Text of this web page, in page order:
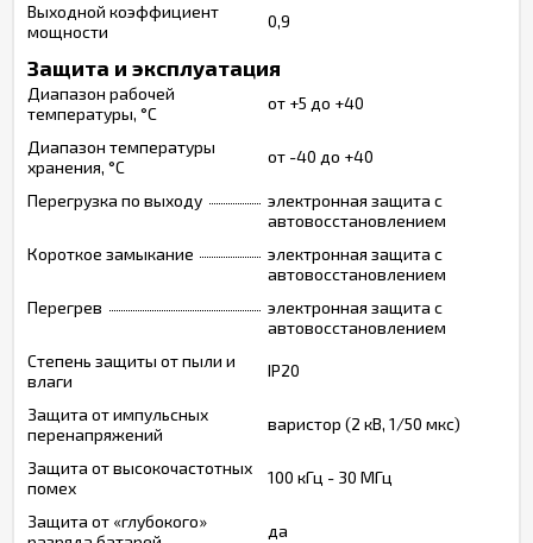
Выходной коэффициент
мощности
0,9
Защита и эксплуатация
Диапазон рабочей
температуры, °С
от +5 до +40
Диапазон температуры
хранения, °С
от -40 до +40
Перегрузка по выходу
электронная защита с
автовосстановлением
Короткое замыкание
электронная защита с
автовосстановлением
Перегрев
электронная защита с
автовосстановлением
Степень защиты от пыли и
влаги
IP20
Защита от импульсных
перенапряжений
варистор (2 кВ, 1/50 мкс)
Защита от высокочастотных
помех
100 кГц - 30 МГц
Защита от «глубокого»
да